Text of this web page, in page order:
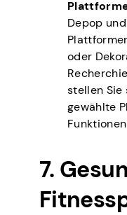
Depop
oder
stellen Sie
gewählte
7.